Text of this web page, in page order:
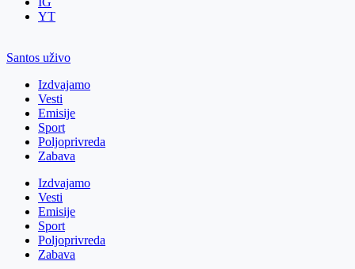
YT
Santos uživo
Izdvajamo
Vesti
Emisije
Sport
Poljoprivreda
Zabava
Izdvajamo
Vesti
Emisije
Sport
Poljoprivreda
Zabava